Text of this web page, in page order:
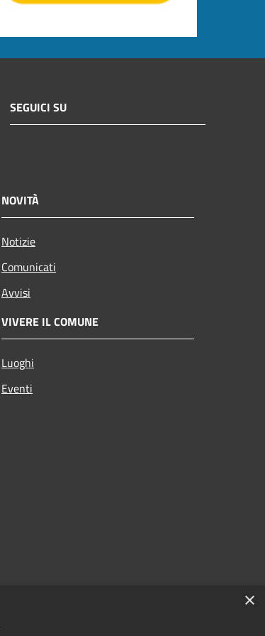
SEGUICI SU
NOVITÀ
Notizie
Comunicati
Avvisi
VIVERE IL COMUNE
Luoghi
Eventi
×